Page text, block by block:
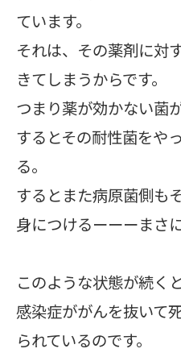
ています。
それは、その薬剤に対
きてしまうからです。
つまり薬が効かない菌
するとその耐性菌をや
る。
するとまた病原菌側も
身につけるーーーまさ
このような状態が続く
感染症ががんを抜いて
られているのです。